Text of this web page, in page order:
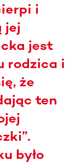
i
jej
jest
rodzica i
że
ten
było